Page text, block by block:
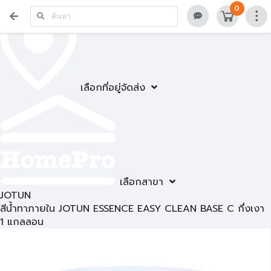
เลือกที่อยู่จัดส่ง
เลือกสาขา
0
JOTUN
สีน้ำทาภายใน JOTUN ESSENCE EASY CLEAN BASE C กึ่งเงา
1 แกลลอน